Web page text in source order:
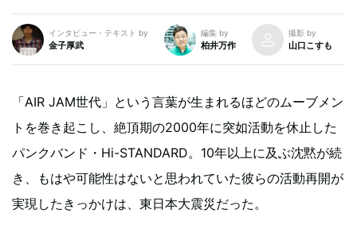
インタビュー・テキスト by
金子厚武
編集 by
柏井万作
撮影 by
山口こすも
「AIR JAM世代」という言葉が生まれるほどのムーブメン
トを巻き起こし、絶頂期の2000年に突如活動を休止した
パンクバンド・Hi-STANDARD。10年以上に及ぶ沈黙が続
き、もはや可能性はないと思われていた彼らの活動再開が
実現したきっかけは、東日本大震災だった。